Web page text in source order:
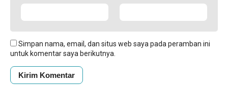
Simpan nama, email, dan situs web saya pada peramban ini
untuk komentar saya berikutnya.